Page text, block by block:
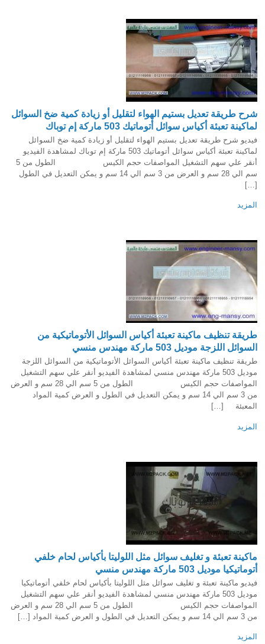
شرح طريقة تعديل بستيم الهواء لتقليل أو زيادة كمية ضخ السوائل
لماكينة تعبئة أكياس سوائل أتوماتيك 503 ماركة إم توباك
فيديو شرح طريقة تعديل بستيم الهواء لتقليل أو زيادة كمية ضخ السوائل
لماكينة تعبئة أكياس سوائل أتوماتيك 503 ماركة إم توباك لمشاهدة الفيديو
أنقر علي سهم التشغيل المواصفات حجم الكيس الطول من 5
سم الي 28 سم و العرض من 3 سم الي 14 سم و يمكن التعديل في الطول
[…]
المزيد
طريقة تنظيف ماكينة تعبئة أكياس السوائل الأتوماتيكية من
السوائل اللزجة موديل 503 ماركة مهندس منسي
طريقة تنظيف ماكينة تعبئة أكياس السوائل الأتوماتيكية من السوائل اللزجة
موديل 503 ماركة مهندس منسي لمشاهدة الفيديو أنقر علي سهم التشغيل
المواصفات حجم الكيس الطول من 5 سم الي 28 سم و العرض
من 3 سم الي 14 سم و يمكن التعديل في الطول و العرض كمية المواد
المعبئة […]
المزيد
ماكينة تعبئة و تغليف سوائل مثل اللوليتا بأكياس لحام خلفي
أتوماتيكيا موديل 503 ماركة مهندس منسي
فيديو ماكينة تعبئة و تغليف سوائل مثل اللوليتا بأكياس لحام خلفي أتوماتيكيا
موديل 503 ماركة مهندس منسي لمشاهدة الفيديو أنقر علي سهم التشغيل
المواصفات حجم الكيس الطول من 5 سم الي 28 سم و العرض
من 3 سم الي 14 سم و يمكن التعديل في الطول و العرض كمية المواد […]
المزيد